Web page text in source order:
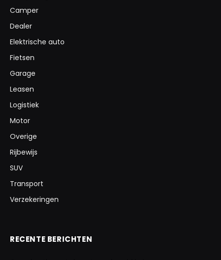
Camper
Dealer
Elektrische auto
Fietsen
Garage
Leasen
Logistiek
Motor
Overige
Rijbewijs
SUV
Transport
Verzekeringen
RECENTE BERICHTEN